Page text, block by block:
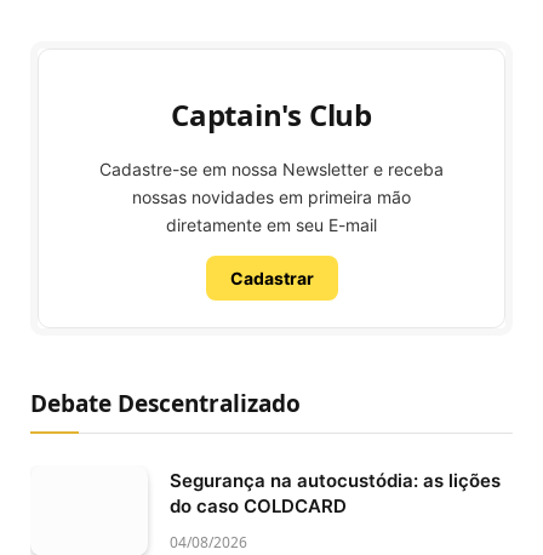
Captain's Club
Cadastre-se em nossa Newsletter e receba
nossas novidades em primeira mão
diretamente em seu E-mail
Cadastrar
Debate Descentralizado
Segurança na autocustódia: as lições
do caso COLDCARD
04/08/2026